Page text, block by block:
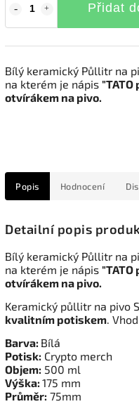
Přidat
Bílý keramický Půllitr na
na kterém je nápis "TATO
otvírákem na pivo.
Popis Hodnocení
Detailní popis
Bílý keramický Půllitr na
na kterém je nápis "TATO
otvírákem na pivo.
Keramický půllitr na pivo
kvalitním potiskem.
Barva: Bílá
Potisk: Crypto merch
Objem: 500 ml
Výška: 175 mm
Průměr: 75mm